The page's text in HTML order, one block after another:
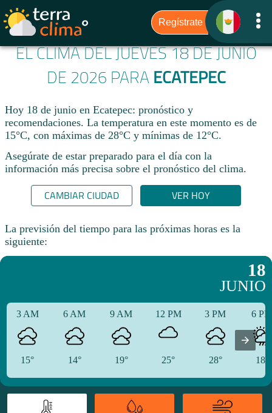
EL CLIMA DEL JUEVES 18 DE JUNIO
DE 2026 PARA ECATEPEC
Hoy 18 de junio en Ecatepec: pronóstico y
recomendaciones. La temperatura en este momento es de
15°C, con máximas de 28°C y mínimas de 12°C.
Asegúrate de estar preparado para el día con la
información más precisa sobre el pronóstico del clima.
CAMBIAR CIUDAD VER HOY
La previsión del tiempo para las próximas horas es la
siguiente:
18
JUNIO
3 AM
15°
6 AM
14°
9 AM
19°
12 PM
25°
3 PM
28°
6
18°